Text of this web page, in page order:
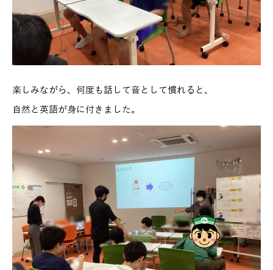
楽しみながら、何度も話して音として慣れると、
自然と英語が身に付きました。